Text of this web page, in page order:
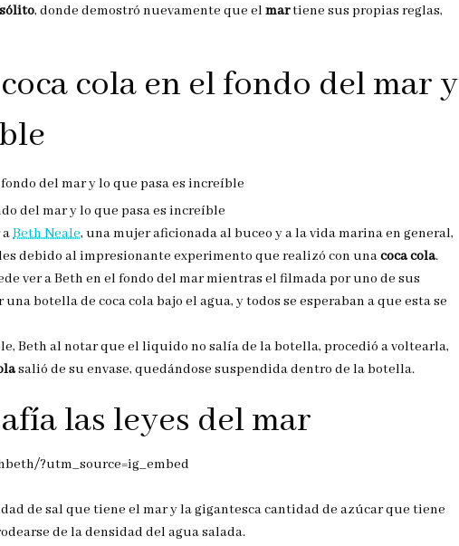
, donde demostró nuevamente que elmartiene sus propias reglas,
cola en el fondo del mar y
del mar y lo que pasa es increíble
Beth Neale, una mujer aficionada al buceo y a la vida marina en general,
debido al impresionante experimento que realizó con unacoca cola.
ver a Beth en el fondo del mar mientras el filmada por uno de sus
botella de coca cola bajo el agua, y todos se esperaban a que esta se
Beth al notar que el liquido no salía de la botella, procedió a voltearla,
salió de su envase, quedándose suspendida dentro de la botella.
las leyes del mar
?utm_source=ig_embed
de sal que tiene el mar y la gigantesca cantidad de azúcar que tiene
de la densidad del agua salada.